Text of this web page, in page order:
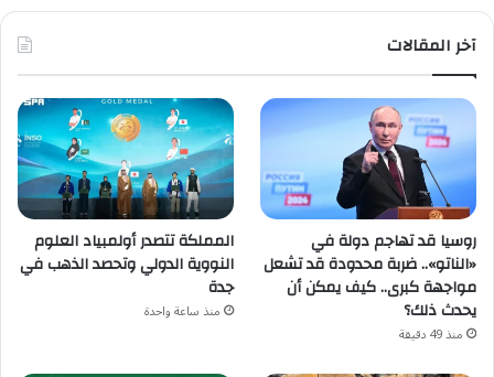
آخر المقالات
روسيا قد تهاجم دولة في
«الناتو».. ضربة محدودة قد تشعل
مواجهة كبرى.. كيف يمكن أن
يحدث ذلك؟
منذ 49 دقيقة
المملكة تتصدر أولمبياد العلوم
النووية الدولي وتحصد الذهب في
جدة
منذ ساعة واحدة